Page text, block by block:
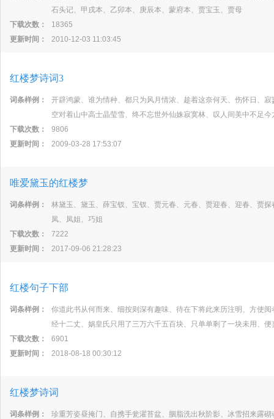
石头记、甲戌本、乙卯本、庚辰本、蒙府本、贾宝玉、贾母
下载次数：
18365
更新时间：
2010-12-03 11:03:45
红楼梦诗词3
词条样例：
开辟鸿蒙、谁为情种、都只为风月情浓、趁着这奈何天、伤怀日、
空对着山中高士晶莹雪、终不忘世外仙姝寂寞林、叹人间美中不足
下载次数：
9806
更新时间：
2009-03-28 17:53:07
唯爱黛玉的红楼梦
词条样例：
林黛玉、黛玉、薛宝钗、宝钗、贾元春、元春、贾迎春、迎春、贾
凤、凤姐、巧姐
下载次数：
7222
更新时间：
2017-09-06 21:28:23
红楼句子下部
词条样例：
你道此书从何而来、细按则深有趣味、待在下将此来历注明、方使
经十二丈、娲皇氏只用了三万六千五百块、只单单剩了一块未用、
下载次数：
6901
更新时间：
2018-08-18 00:30:12
红楼梦诗词
词条样例：
珍重芳姿昼掩门、自携手瓮濯苔盆、胭脂洗出秋阶影、冰雪招来露